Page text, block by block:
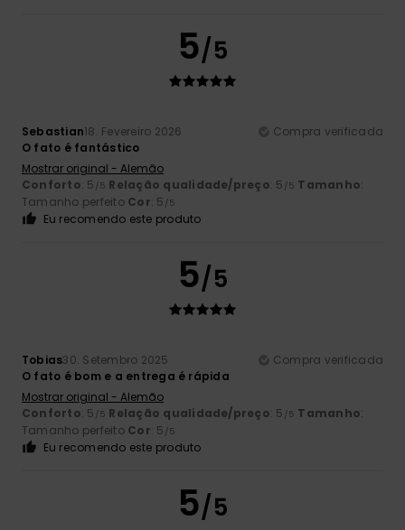
5/5
Sebastian18. Fevereiro 2026
Compra verificada
O fato é fantástico
Mostrar original - Alemão
Conforto: 5 /5 Relação qualidade/preço: 5 /5 Tamanho:
Tamanho perfeito Cor: 5 /5
Eu recomendo este produto
5/5
Tobias30. Setembro 2025
Compra verificada
O fato é bom e a entrega é rápida
Mostrar original - Alemão
Conforto: 5 /5 Relação qualidade/preço: 5 /5 Tamanho:
Tamanho perfeito Cor: 5 /5
Eu recomendo este produto
5/5